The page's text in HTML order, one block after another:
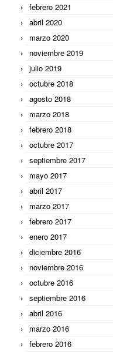
febrero 2021
abril 2020
marzo 2020
noviembre 2019
julio 2019
octubre 2018
agosto 2018
marzo 2018
febrero 2018
octubre 2017
septiembre 2017
mayo 2017
abril 2017
marzo 2017
febrero 2017
enero 2017
diciembre 2016
noviembre 2016
octubre 2016
septiembre 2016
abril 2016
marzo 2016
febrero 2016